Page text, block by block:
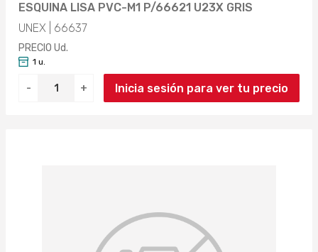
ESQUINA LISA PVC-M1 P/66621 U23X GRIS
UNEX | 66637
PRECIO Ud.
- +
1 u.
Inicia sesión para ver tu precio